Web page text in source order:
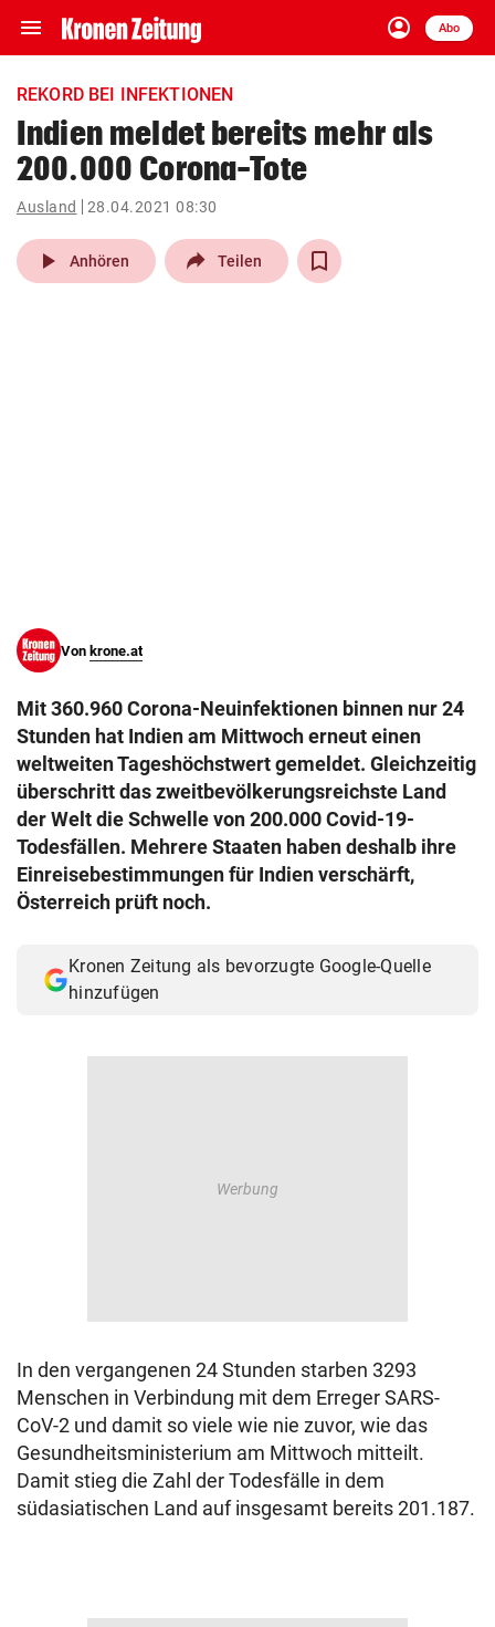
menu Navigation
ein-/ausklappen
account_circle
Anmelden
Abo
close Schließen
account_circle Anmelden
pin_drop
Wien arrow_right
REKORD BEI INFEKTIONEN
Indien meldet bereits mehr als
200.000 Corona-Tote
Ausland 28.04.2021 08:30
play_arrow Anhören Teilen
Von krone.at
Mit 360.960 Corona-Neuinfektionen binnen nur 24
Stunden hat Indien am Mittwoch erneut einen
weltweiten Tageshöchstwert gemeldet. Gleichzeitig
überschritt das zweitbevölkerungsreichste Land
der Welt die Schwelle von 200.000 Covid-19-
Todesfällen. Mehrere Staaten haben deshalb ihre
Einreisebestimmungen für Indien verschärft,
Österreich prüft noch.
Kronen Zeitung als bevorzugte Google-Quelle
hinzufügen
In den vergangenen 24 Stunden starben 3293
Menschen in Verbindung mit dem Erreger SARS-
CoV-2 und damit so viele wie nie zuvor, wie das
Gesundheitsministerium am Mittwoch mitteilt.
Damit stieg die Zahl der Todesfälle in dem
südasiatischen Land auf insgesamt bereits 201.187.